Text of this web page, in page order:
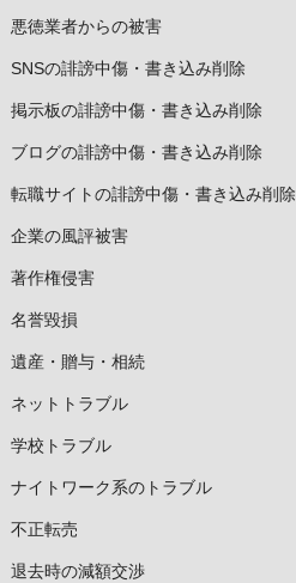
悪徳業者からの被害
SNSの誹謗中傷・書き込み削除
掲示板の誹謗中傷・書き込み削除
ブログの誹謗中傷・書き込み削除
転職サイトの誹謗中傷・書き込み削除
企業の風評被害
著作権侵害
名誉毀損
遺産・贈与・相続
ネットトラブル
学校トラブル
ナイトワーク系のトラブル
不正転売
退去時の減額交渉